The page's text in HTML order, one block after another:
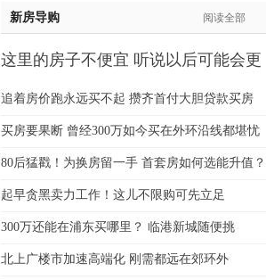
新房导购 阅读全部
这里的房子不便宜 听说以后可能会更
追着房价跑永远买不起 攒齐首付大胆贷款买房
买房要果断 曾经300万如今买在外环沿线都堪忧
80后猛戳！为换房留一手 首套房如何选能升值？
起早贪黑卖力工作！这儿不限购可先立足
300万还能在浦东买哪里？ 临港新城随便挑
北上广楼市加速高端化 刚需都远在郊环外